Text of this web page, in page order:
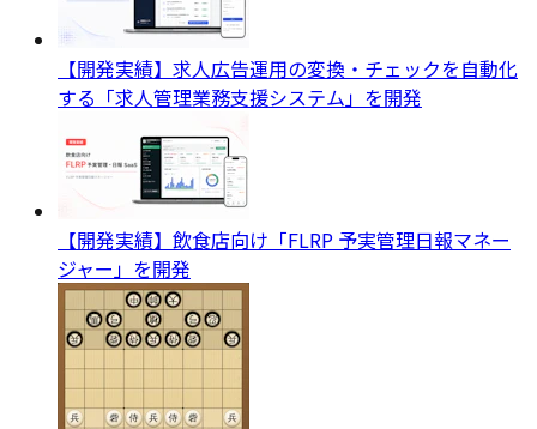
【開発実績】求人広告運用の変換・チェックを自動化
する「求人管理業務支援システム」を開発
【開発実績】飲食店向け「FLRP 予実管理日報マネー
ジャー」を開発